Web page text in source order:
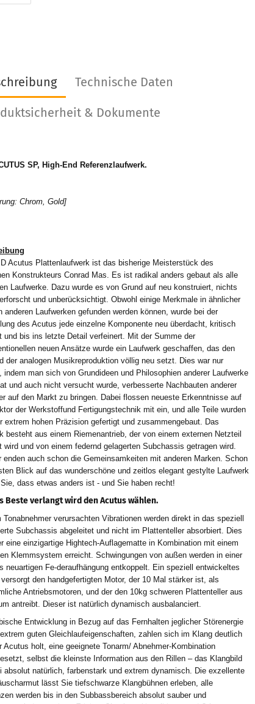
Technische Daten
& Dokumente
SP, High-End Referenzlaufwerk.
Chrom, Gold]
Acutus Plattenlaufwerk ist das bisherige Meisterstück des
Konstrukteurs Conrad Mas. Es ist radikal anders gebaut als alle
Laufwerke. Dazu wurde es von Grund auf neu konstruiert, nichts
und unberücksichtigt. Obwohl einige Merkmale in ähnlicher
anderen Laufwerken gefunden werden können, wurde bei der
des Acutus jede einzelne Komponente neu überdacht, kritisch
und bis ins letzte Detail verfeinert. Mit der Summe der
neuen Ansätze wurde ein Laufwerk geschaffen, das den
der analogen Musikreproduktion völlig neu setzt. Dies war nur
indem man sich von Grundideen und Philosophien anderer Laufwerke
und auch nicht versucht wurde, verbesserte Nachbauten anderer
auf den Markt zu bringen. Dabei flossen neueste Erkenntnisse auf
der Werkstoffund Fertigungstechnik mit ein, und alle Teile wurden
extrem hohen Präzision gefertigt und zusammengebaut. Das
besteht aus einem Riemenantrieb, der von einem externen Netzteil
wird und von einem federnd gelagerten Subchassis getragen wird.
enden auch schon die Gemeinsamkeiten mit anderen Marken. Schon
Blick auf das wunderschöne und zeitlos elegant gestylte Laufwerk
dass etwas anders ist - und Sie haben recht!
Beste verlangt wird den Acutus wählen.
Tonabnehmer verursachten Vibrationen werden direkt in das speziell
Subchassis abgeleitet und nicht im Plattenteller absorbiert. Dies
eine einzigartige Hightech-Auflagematte in Kombination mit einem
Klemmsystem erreicht. Schwingungen von außen werden in einer
neuartigen Fe-deraufhängung entkoppelt. Ein speziell entwickeltes
den handgefertigten Motor, der 10 Mal stärker ist, als
Antriebsmotoren, und der den 10kg schweren Plattenteller aus
antreibt. Dieser ist natürlich dynamisch ausbalanciert.
Entwicklung in Bezug auf das Fernhalten jeglicher Störenergie
guten Gleichlaufeigenschaften, zahlen sich im Klang deutlich
Acutus holt, eine geeignete Tonarm/ Abnehmer-Kombination
selbst die kleinste Information aus den Rillen – das Klangbild
absolut natürlich, farbenstark und extrem dynamisch. Die exzellente
lässt Sie tiefschwarze Klangbühnen erleben, alle
werden bis in den Subbassbereich absolut sauber und